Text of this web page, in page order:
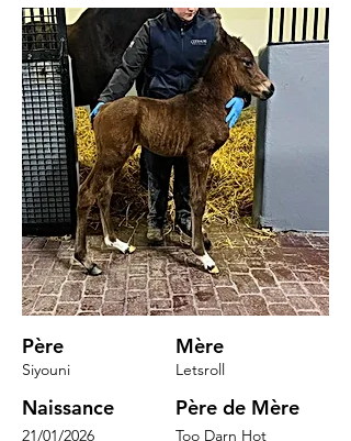
Père
Siyouni
Naissance
21/01/2026
Mère
Letsroll
Père de Mère
Too Darn Hot